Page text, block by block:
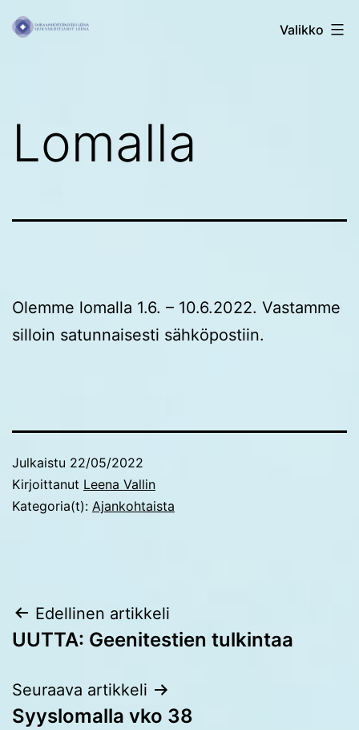
Siirry
sisältöön
Sairaanhoitopalvelu
Valikko
Lomalla
Olemme lomalla 1.6. – 10.6.2022. Vastamme
silloin satunnaisesti sähköpostiin.
Julkaistu 22/05/2022
Kirjoittanut Leena Vallin
Kategoria(t): Ajankohtaista
Artikkelien
selaus
Edellinen artikkeli
UUTTA: Geenitestien tulkintaa
Seuraava artikkeli
Syyslomalla vko 38